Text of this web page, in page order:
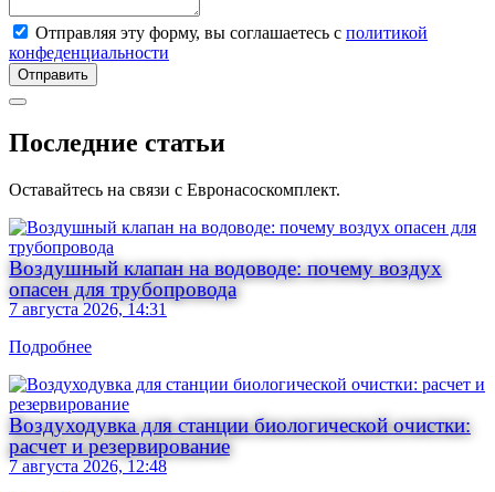
Отправляя эту форму, вы соглашаетесь с политикой
конфеденциальности
Отправить
Последние статьи
Оставайтесь на связи с Евронасоскомплект.
Воздушный клапан на водоводе: почему воздух
опасен для трубопровода
7 августа 2026, 14:31
Подробнее
Воздуходувка для станции биологической очистки:
расчет и резервирование
7 августа 2026, 12:48